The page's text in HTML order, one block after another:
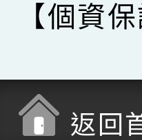
【個資
返回